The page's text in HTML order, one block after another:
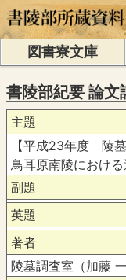
図書寮文庫
書陵部紀要 論文
主題
【平成23年度 陵
鳥耳原南陵におけ
副題
英題
著者
陵墓調査室（加藤 一